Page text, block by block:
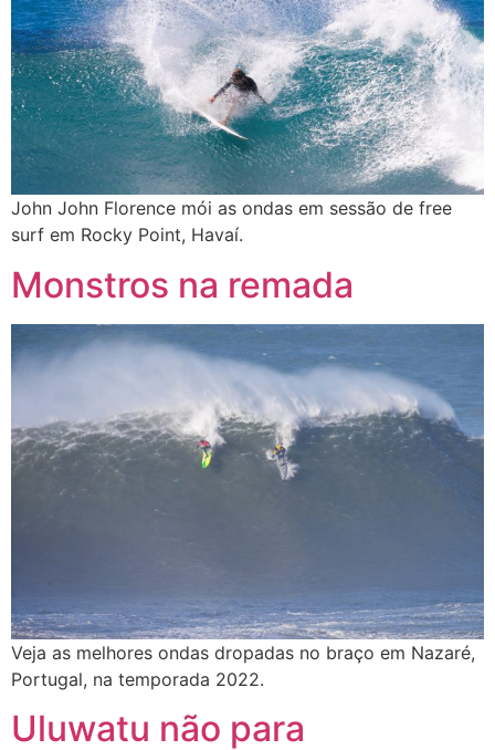
John John Florence mói as ondas em sessão de free
surf em Rocky Point, Havaí.
Monstros na remada
Veja as melhores ondas dropadas no braço em Nazaré,
Portugal, na temporada 2022.
Uluwatu não para